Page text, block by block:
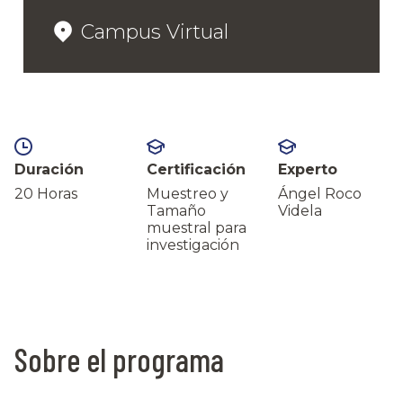
Campus Virtual
Duración
20 Horas
Certificación
Muestreo y
Tamaño
muestral para
investigación
Experto
Ángel Roco
Videla
Sobre el programa